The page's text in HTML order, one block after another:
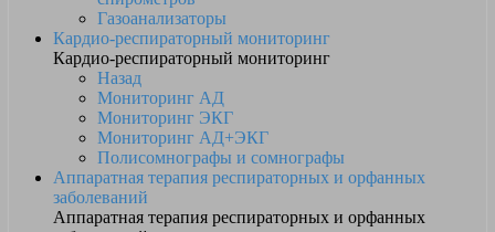
Газоанализаторы
Кардио-респираторный мониторинг
Кардио-респираторный мониторинг
Назад
Мониторинг АД
Мониторинг ЭКГ
Мониторинг АД+ЭКГ
Полисомнографы и сомнографы
Аппаратная терапия респираторных и орфанных
заболеваний
Аппаратная терапия респираторных и орфанных